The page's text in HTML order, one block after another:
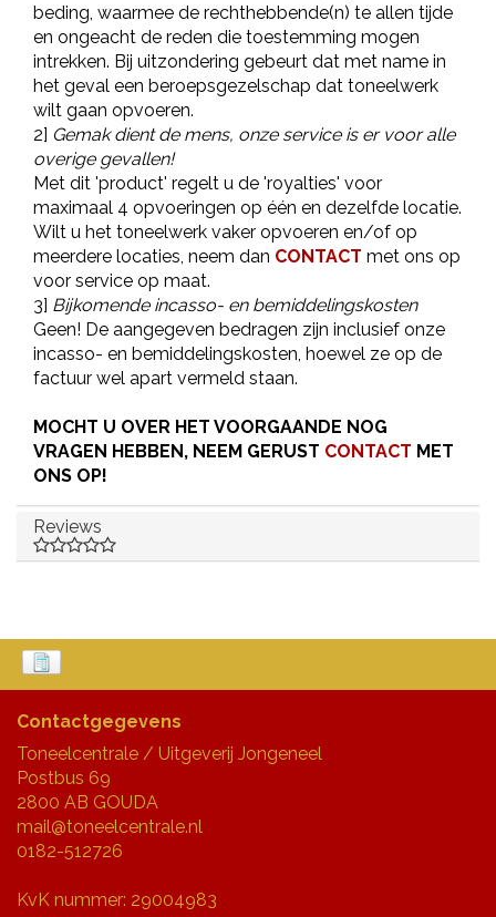
beding, waarmee de rechthebbende(n) te allen tijde
en ongeacht de reden die toestemming mogen
intrekken. Bij uitzondering gebeurt dat met name in
het geval een beroepsgezelschap dat toneelwerk
wilt gaan opvoeren.
2] Gemak dient de mens, onze service is er voor alle
overige gevallen!
Met dit 'product' regelt u de 'royalties' voor
maximaal 4 opvoeringen op één en dezelfde locatie.
Wilt u het toneelwerk vaker opvoeren en/of op
meerdere locaties, neem dan CONTACT met ons op
voor service op maat.
3] Bijkomende incasso- en bemiddelingskosten
Geen! De aangegeven bedragen zijn inclusief onze
incasso- en bemiddelingskosten, hoewel ze op de
factuur wel apart vermeld staan.
MOCHT U OVER HET VOORGAANDE NOG
VRAGEN HEBBEN, NEEM GERUST CONTACT MET
ONS OP!
Reviews
Contactgegevens
Toneelcentrale / Uitgeverij Jongeneel
Postbus 69
2800 AB GOUDA
mail@toneelcentrale.nl
0182-512726
KvK nummer: 29004983